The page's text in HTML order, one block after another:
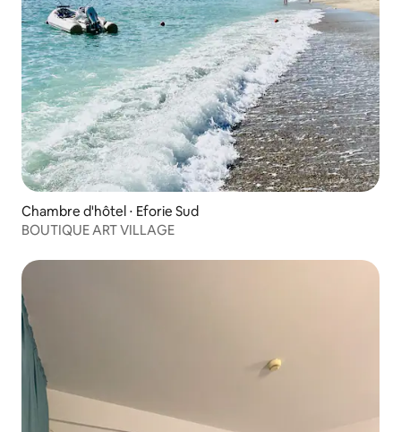
Chambre d'hôtel ⋅ Eforie Sud
BOUTIQUE ART VILLAGE